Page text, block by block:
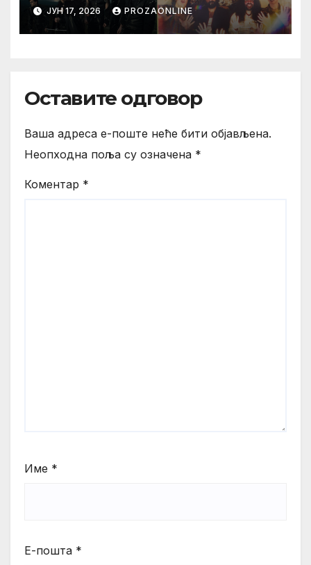
ЈУН 17, 2026 PROZAONLINE
Оставите одговор
Ваша адреса е-поште неће бити објављена.
Неопходна поља су означена *
Коментар *
Име *
Е-пошта *